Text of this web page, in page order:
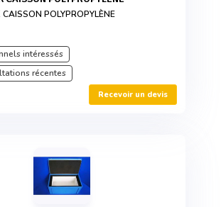
POLYPROPYLÈNE
intéressés
récentes
Recevoir un devis